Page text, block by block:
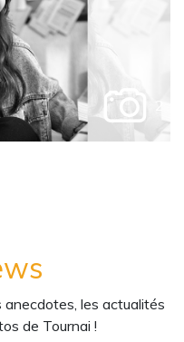
les actualités
de Tournai !